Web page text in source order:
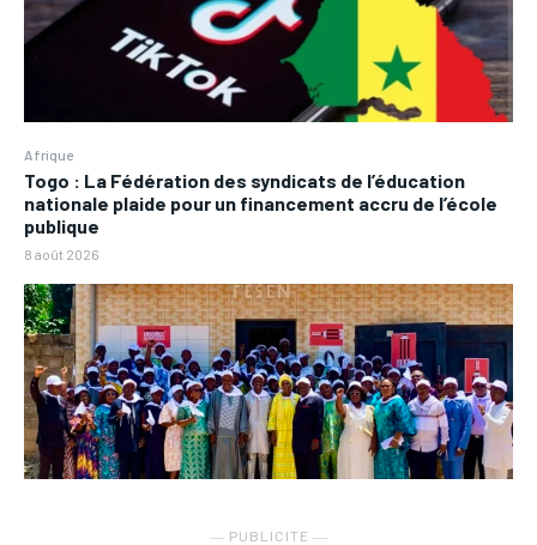
Afrique
Togo : La Fédération des syndicats de l’éducation
nationale plaide pour un financement accru de l’école
publique
8 août 2026
― PUBLICITE ―